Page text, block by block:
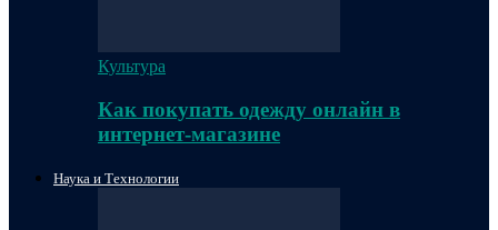
Культура
Как покупать одежду онлайн в
интернет-магазине
Наука и Технологии